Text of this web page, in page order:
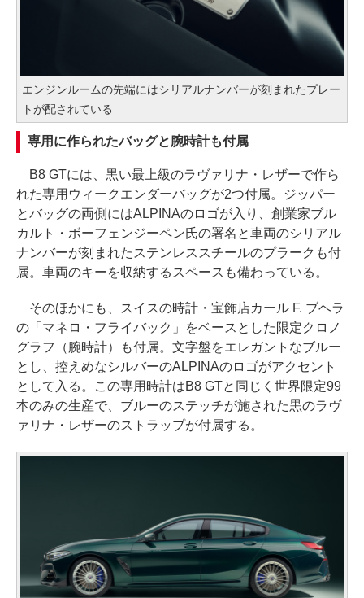
エンジンルームの先端にはシリアルナンバーが刻まれたプレー
トが配されている
専用に作られたバッグと腕時計も付属
B8 GTには、黒い最上級のラヴァリナ・レザーで作ら
れた専用ウィークエンダーバッグが2つ付属。ジッパー
とバッグの両側にはALPINAのロゴが入り、創業家ブル
カルト・ボーフェンジーペン氏の署名と車両のシリアル
ナンバーが刻まれたステンレススチールのプラークも付
属。車両のキーを収納するスペースも備わっている。
そのほかにも、スイスの時計・宝飾店カール F. ブヘラ
の「マネロ・フライバック」をベースとした限定クロノ
グラフ（腕時計）も付属。文字盤をエレガントなブルー
とし、控えめなシルバーのALPINAのロゴがアクセント
として入る。この専用時計はB8 GTと同じく世界限定99
本のみの生産で、ブルーのステッチが施された黒のラヴ
ァリナ・レザーのストラップが付属する。